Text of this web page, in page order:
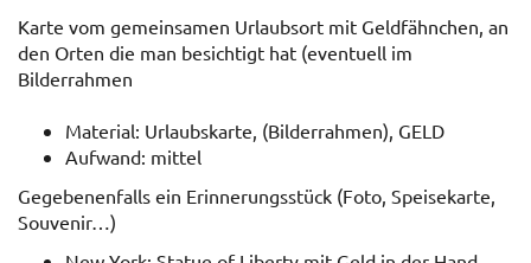
Karte vom gemeinsamen Urlaubsort mit Geldfähnchen, an
den Orten die man besichtigt hat (eventuell im
Bilderrahmen
Material: Urlaubskarte, (Bilderrahmen), GELD
Aufwand: mittel
Gegebenenfalls ein Erinnerungsstück (Foto, Speisekarte,
Souvenir…)